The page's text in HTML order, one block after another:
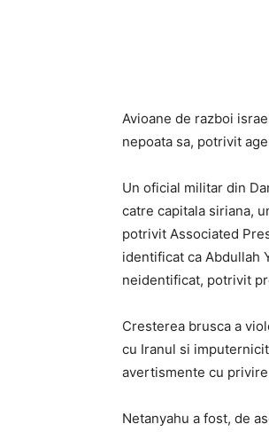
Avioane de razboi
nepoata sa, potrivit
Un oficial militar din
catre capitala siriana,
potrivit Associated
identificat ca Abdullah
neidentificat, potrivit
Cresterea brusca a
cu Iranul si
avertismente cu
Netanyahu a fost, de